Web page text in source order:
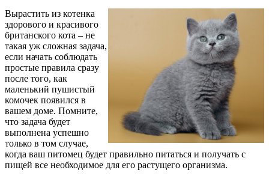
Вырастить из котенка
здорового и красивого
британского кота – не
такая уж сложная задача,
если начать соблюдать
простые правила сразу
после того, как
маленький пушистый
комочек появился в
вашем доме. Помните,
что задача будет
выполнена успешно
только в том случае,
когда ваш питомец будет правильно питаться и получать с
пищей все необходимое для его растущего организма.